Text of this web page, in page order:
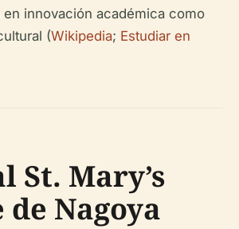
innovación académica como
(Wikipedia; Estudiar en
St. Mary’s
de Nagoya